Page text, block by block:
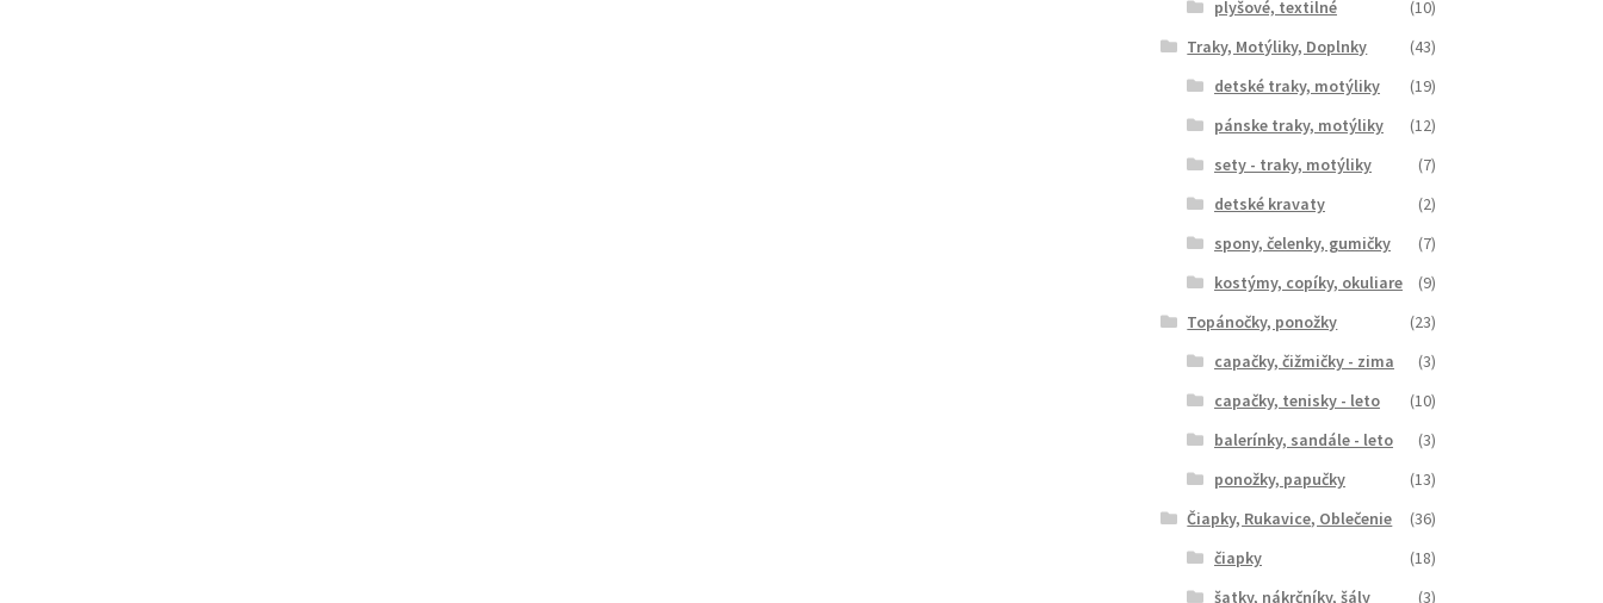
plyšové, textilné
(10)
Traky, Motýliky, Doplnky
(43)
detské traky, motýliky
(19)
pánske traky, motýliky
(12)
sety - traky, motýliky
(7)
detské kravaty
(2)
spony, čelenky, gumičky
(7)
kostýmy, copíky, okuliare
(9)
Topánočky, ponožky
(23)
capačky, čižmičky - zima
(3)
capačky, tenisky - leto
(10)
balerínky, sandále - leto
(3)
ponožky, papučky
(13)
Čiapky, Rukavice, Oblečenie
(36)
čiapky
(18)
šatky, nákrčníky, šály
(3)